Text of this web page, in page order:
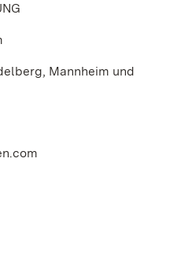
Mannheim und